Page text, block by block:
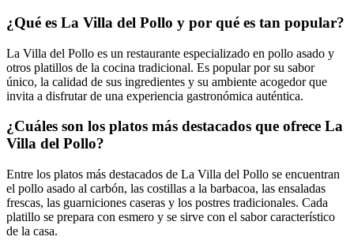
¿Qué es La Villa del Pollo y por qué es tan popular?
La Villa del Pollo es un restaurante especializado en pollo asado y
otros platillos de la cocina tradicional. Es popular por su sabor
único, la calidad de sus ingredientes y su ambiente acogedor que
invita a disfrutar de una experiencia gastronómica auténtica.
¿Cuáles son los platos más destacados que ofrece La
Villa del Pollo?
Entre los platos más destacados de La Villa del Pollo se encuentran
el pollo asado al carbón, las costillas a la barbacoa, las ensaladas
frescas, las guarniciones caseras y los postres tradicionales. Cada
platillo se prepara con esmero y se sirve con el sabor característico
de la casa.